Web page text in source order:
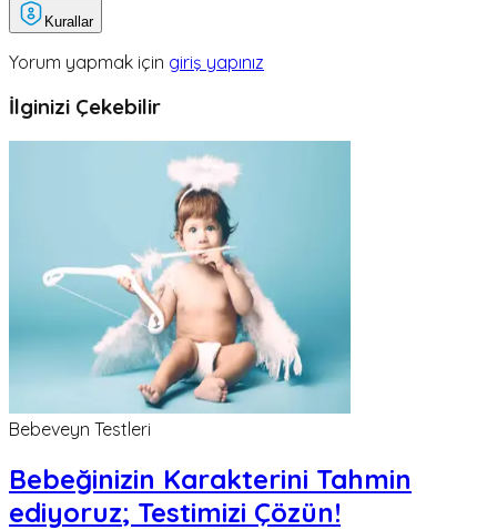
Kurallar
Yorum yapmak için giriş yapınız
İlginizi Çekebilir
Bebeveyn Testleri
Bebeğinizin Karakterini Tahmin
ediyoruz; Testimizi Çözün!